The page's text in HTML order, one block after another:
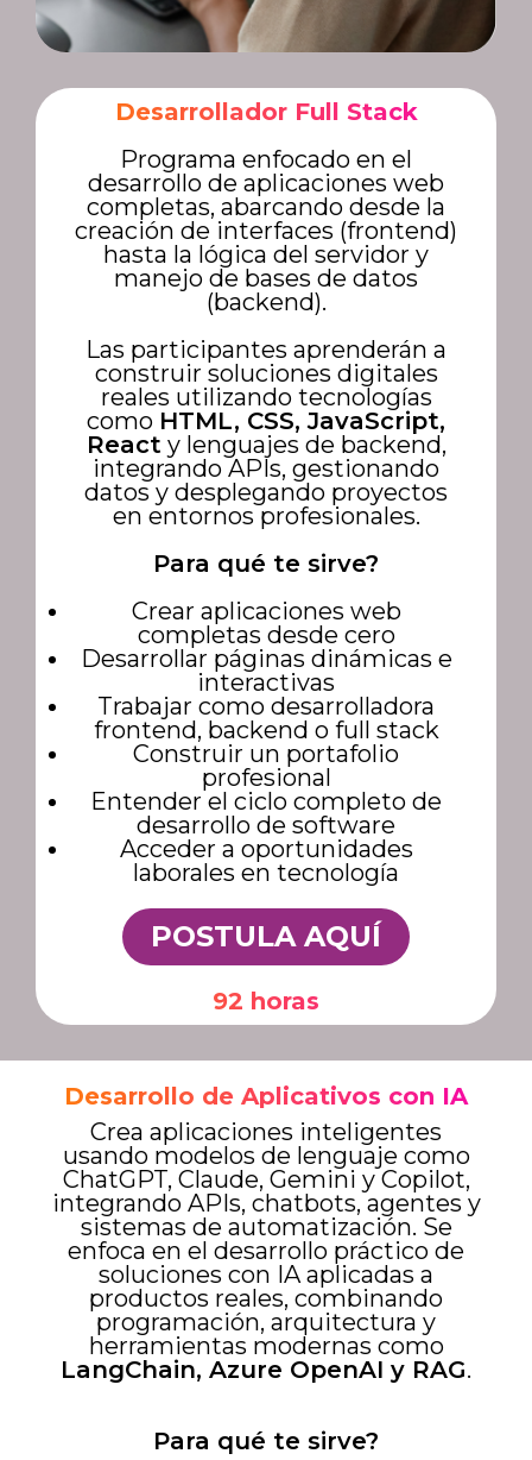
Desarrollador Full Stack
Programa enfocado en el
desarrollo de aplicaciones web
completas, abarcando desde la
creación de interfaces (frontend)
hasta la lógica del servidor y
manejo de bases de datos
(backend).
Las participantes aprenderán a
construir soluciones digitales
reales utilizando tecnologías
como HTML, CSS, JavaScript,
React y lenguajes de backend,
integrando APIs, gestionando
datos y desplegando proyectos
en entornos profesionales.
Para qué te sirve?
Crear aplicaciones web
completas desde cero
Desarrollar páginas dinámicas e
interactivas
Trabajar como desarrolladora
frontend, backend o full stack
Construir un portafolio
profesional
Entender el ciclo completo de
desarrollo de software
Acceder a oportunidades
laborales en tecnología
POSTULA AQUÍ
92 horas
Desarrollo de Aplicativos con IA
Crea aplicaciones inteligentes
usando modelos de lenguaje como
ChatGPT, Claude, Gemini y Copilot,
integrando APIs, chatbots, agentes y
sistemas de automatización. Se
enfoca en el desarrollo práctico de
soluciones con IA aplicadas a
productos reales, combinando
programación, arquitectura y
herramientas modernas como
LangChain, Azure OpenAI y RAG.
Para qué te sirve?